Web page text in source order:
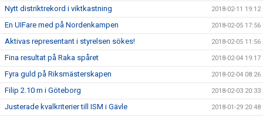
Nytt distriktrekord i viktkastning 2018-02-11 19:12
En UIFare med på Nordenkampen 2018-02-05 17:56
Aktivas representant i styrelsen sökes! 2018-02-05 11:56
Fina resultat på Raka spåret 2018-02-04 19:17
Fyra guld på Riksmästerskapen 2018-02-04 08:26
Filip 2.10 m i Göteborg 2018-02-03 20:33
Justerade kvalkriterier till ISM i Gävle 2018-01-29 20:48